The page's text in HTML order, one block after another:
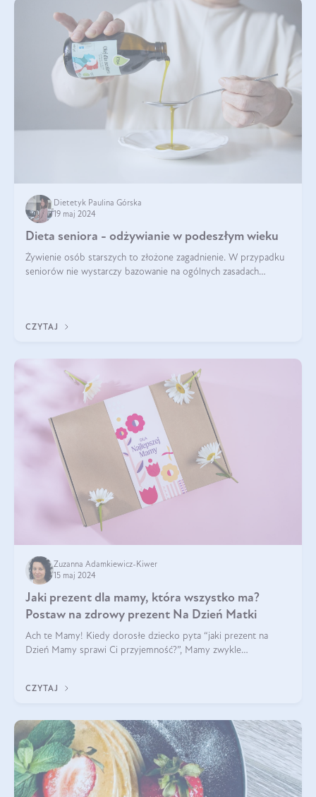
Dietetyk Paulina Górska
19 maj 2024
Dieta seniora - odżywianie w podeszłym wieku
Żywienie osób starszych to złożone zagadnienie. W przypadku
seniorów nie wystarczy bazowanie na ogólnych zasadach
CZYTAJ
Zuzanna Adamkiewicz-Kiwer
15 maj 2024
Jaki prezent dla mamy, która wszystko ma?
Postaw na zdrowy prezent Na Dzień Matki
Ach te Mamy! Kiedy dorosłe dziecko pyta “jaki prezent na
Dzień Mamy sprawi Ci przyjemność?”, Mamy zwykle
CZYTAJ